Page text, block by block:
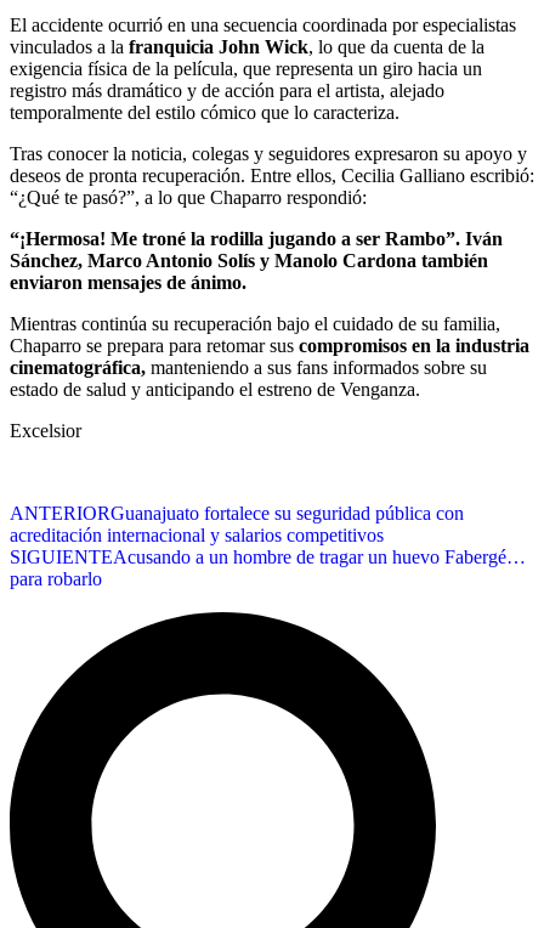
El accidente ocurrió en una secuencia coordinada por especialistas
vinculados a la franquicia John Wick, lo que da cuenta de la
exigencia física de la película, que representa un giro hacia un
registro más dramático y de acción para el artista, alejado
temporalmente del estilo cómico que lo caracteriza.
Tras conocer la noticia, colegas y seguidores expresaron su apoyo y
deseos de pronta recuperación. Entre ellos, Cecilia Galliano escribió:
“¿Qué te pasó?”, a lo que Chaparro respondió:
“¡Hermosa! Me troné la rodilla jugando a ser Rambo”. Iván
Sánchez, Marco Antonio Solís y Manolo Cardona también
enviaron mensajes de ánimo.
Mientras continúa su recuperación bajo el cuidado de su familia,
Chaparro se prepara para retomar sus compromisos en la industria
cinematográfica, manteniendo a sus fans informados sobre su
estado de salud y anticipando el estreno de Venganza.
Excelsior
ANTERIORGuanajuato fortalece su seguridad pública con
acreditación internacional y salarios competitivos
SIGUIENTEAcusando a un hombre de tragar un huevo Fabergé…
para robarlo